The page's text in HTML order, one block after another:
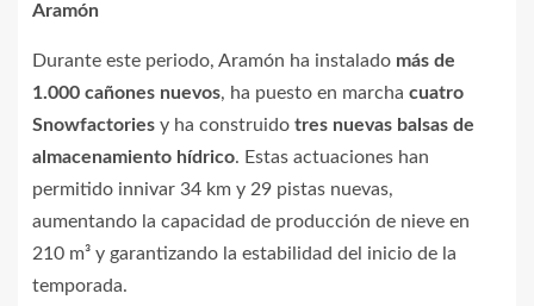
Aramón
Durante este periodo, Aramón ha instalado más de
1.000 cañones nuevos, ha puesto en marcha cuatro
Snowfactories y ha construido tres nuevas balsas de
almacenamiento hídrico. Estas actuaciones han
permitido innivar 34 km y 29 pistas nuevas,
aumentando la capacidad de producción de nieve en
210 m³ y garantizando la estabilidad del inicio de la
temporada.